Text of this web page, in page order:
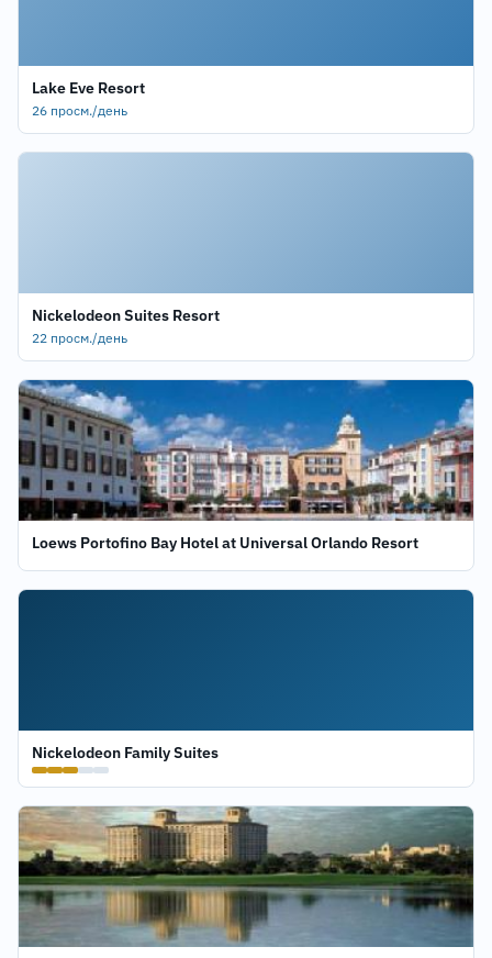
Lake Eve Resort
26 просм./день
Nickelodeon Suites Resort
22 просм./день
Loews Portofino Bay Hotel at Universal Orlando Resort
Nickelodeon Family Suites